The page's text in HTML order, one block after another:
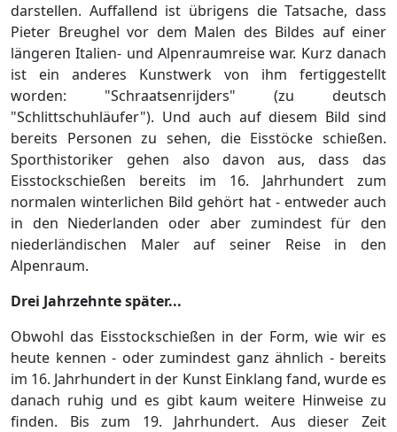
darstellen. Auffallend ist übrigens die Tatsache, dass
Pieter Breughel vor dem Malen des Bildes auf einer
längeren Italien- und Alpenraumreise war. Kurz danach
ist ein anderes Kunstwerk von ihm fertiggestellt
worden: "Schraatsenrijders" (zu deutsch
"Schlittschuhläufer"). Und auch auf diesem Bild sind
bereits Personen zu sehen, die Eisstöcke schießen.
Sporthistoriker gehen also davon aus, dass das
Eisstockschießen bereits im 16. Jahrhundert zum
normalen winterlichen Bild gehört hat - entweder auch
in den Niederlanden oder aber zumindest für den
niederländischen Maler auf seiner Reise in den
Alpenraum.
Drei Jahrzehnte später...
Obwohl das Eisstockschießen in der Form, wie wir es
heute kennen - oder zumindest ganz ähnlich - bereits
im 16. Jahrhundert in der Kunst Einklang fand, wurde es
danach ruhig und es gibt kaum weitere Hinweise zu
finden. Bis zum 19. Jahrhundert. Aus dieser Zeit